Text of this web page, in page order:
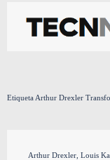
contenido
Etiqueta Arthur Drexler
Arthur Drexler, Louis